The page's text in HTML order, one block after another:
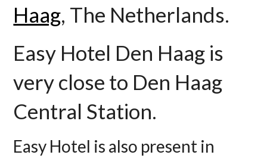
Haag, The Netherlands.
Easy Hotel Den Haag is
very close to Den Haag
Central Station.
Easy Hotel is also present in